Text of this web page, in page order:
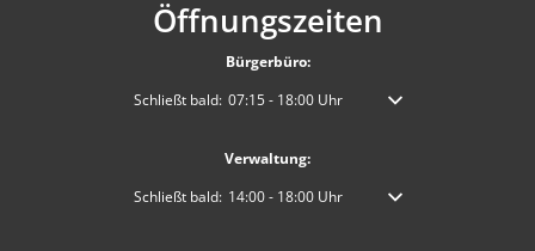
Öffnungszeiten
Bürgerbüro:
Klicken, um weitere Öffnungs- oder Schließzeiten
Schließt bald: 07:15- 18:00Uhr Von 07:15 bis 18:00 Uhr
Verwaltung:
Klicken, um weitere Öffnungs- oder Schließzeiten
Schließt bald: 14:00- 18:00Uhr Von 14:00 bis 18:00 Uhr